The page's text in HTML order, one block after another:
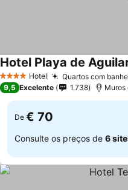
4 EstrelasHotel Quartos com
Hotel Playa de
9,5 Excelente 1.738 Muros
De € 70
Consulte os preços de 6